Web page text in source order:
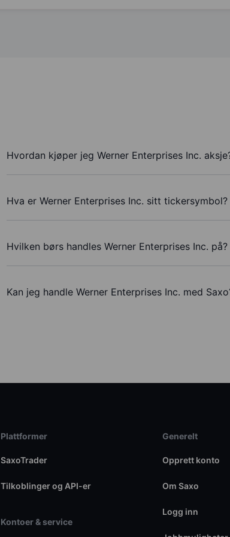
Hvordan kjøper jeg Werner Enterprises Inc.
Hva er Werner Enterprises Inc. sitt tickersymbol?
Hvilken børs handles Werner Enterprises Inc. på?
Kan jeg handle Werner Enterprises Inc. med
Plattformer
SaxoTrader
Tilkoblinger og API-er
Kontoer & service
Generelt
Opprett konto
Om Saxo
Logg inn